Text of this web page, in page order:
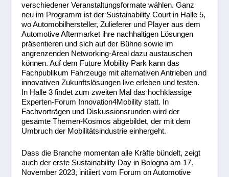
verschiedener Veranstaltungsformate wählen. Ganz
neu im Programm ist der Sustainability Court in Halle 5,
wo Automobilhersteller, Zulieferer und Player aus dem
Automotive Aftermarket ihre nachhaltigen Lösungen
präsentieren und sich auf der Bühne sowie im
angrenzenden Networking-Areal dazu austauschen
können. Auf dem Future Mobility Park kann das
Fachpublikum Fahrzeuge mit alternativen Antrieben und
innovativen Zukunftslösungen live erleben und testen.
In Halle 3 findet zum zweiten Mal das hochklassige
Experten-Forum Innovation4Mobility statt. In
Fachvorträgen und Diskussionsrunden wird der
gesamte Themen-Kosmos abgebildet, der mit dem
Umbruch der Mobilitätsindustrie einhergeht.
Dass die Branche momentan alle Kräfte bündelt, zeigt
auch der erste Sustainability Day in Bologna am 17.
November 2023, initiiert vom Forum on Automotive